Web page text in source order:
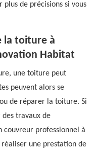
plus de précisions si vous
la toiture à
Habitat
une toiture peut
peuvent alors se
de réparer la toiture. Si
des travaux de
couvreur professionnel à
réaliser une prestation de